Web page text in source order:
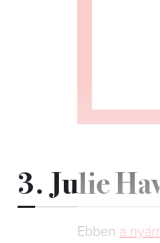
3. Julie
Ebben a